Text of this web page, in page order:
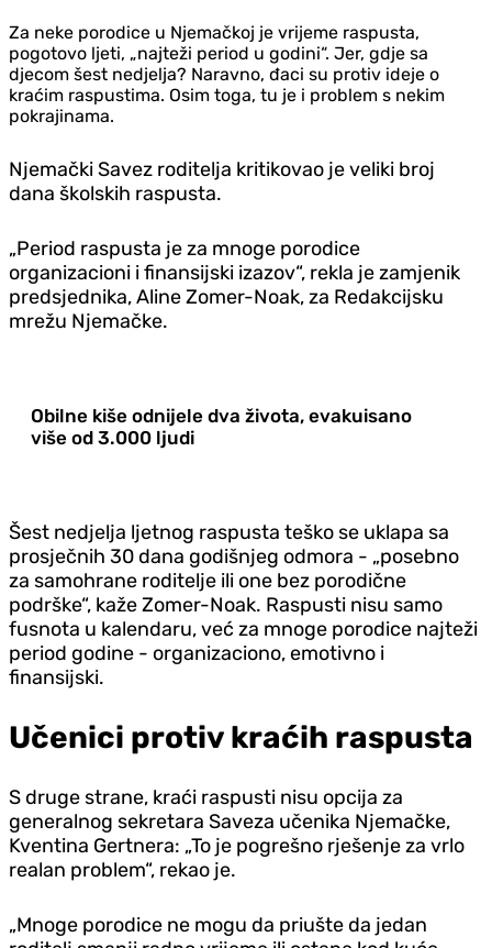
Za neke porodice u Njemačkoj je vrijeme raspusta,
pogotovo ljeti, „najteži period u godini“. Jer, gdje sa
djecom šest nedjelja? Naravno, đaci su protiv ideje o
kraćim raspustima. Osim toga, tu je i problem s nekim
pokrajinama.
Njemački Savez roditelja kritikovao je veliki broj
dana školskih raspusta.
„Period raspusta je za mnoge porodice
organizacioni i finansijski izazov“, rekla je zamjenik
predsjednika, Aline Zomer-Noak, za Redakcijsku
mrežu Njemačke.
Obilne kiše odnijele dva života, evakuisano
više od 3.000 ljudi
Šest nedjelja ljetnog raspusta teško se uklapa sa
prosječnih 30 dana godišnjeg odmora - „posebno
za samohrane roditelje ili one bez porodične
podrške“, kaže Zomer-Noak. Raspusti nisu samo
fusnota u kalendaru, već za mnoge porodice najteži
period godine - organizaciono, emotivno i
finansijski.
Učenici protiv kraćih raspusta
S druge strane, kraći raspusti nisu opcija za
generalnog sekretara Saveza učenika Njemačke,
Kventina Gertnera: „To je pogrešno rješenje za vrlo
realan problem“, rekao je.
„Mnoge porodice ne mogu da priušte da jedan